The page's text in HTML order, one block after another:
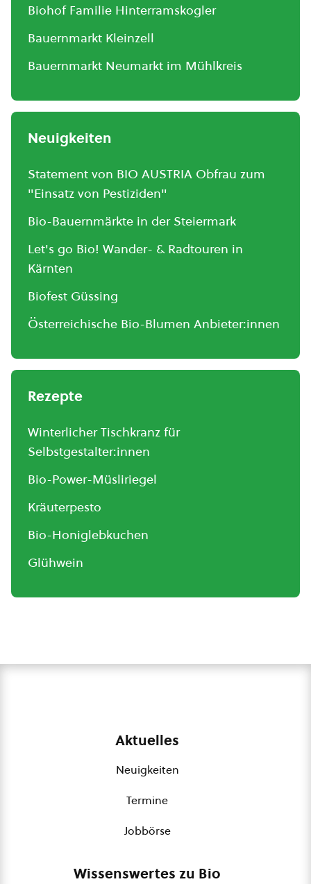
Biohof Familie Hinterramskogler
Bauernmarkt Kleinzell
Bauernmarkt Neumarkt im Mühlkreis
Neuigkeiten
Statement von BIO AUSTRIA Obfrau zum
"Einsatz von Pestiziden"
Bio-Bauernmärkte in der Steiermark
Let's go Bio! Wander- & Radtouren in
Kärnten
Biofest Güssing
Österreichische Bio-Blumen Anbieter:innen
Rezepte
Winterlicher Tischkranz für
Selbstgestalter:innen
Bio-Power-Müsliriegel
Kräuterpesto
Bio-Honiglebkuchen
Glühwein
Aktuelles
Neuigkeiten
Termine
Jobbörse
Wissenswertes zu Bio